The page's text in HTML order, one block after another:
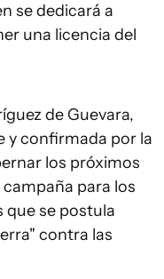
se dedicará a
una licencia del
de Guevara,
y confirmada por la
los próximos
para los
que se postula
contra las